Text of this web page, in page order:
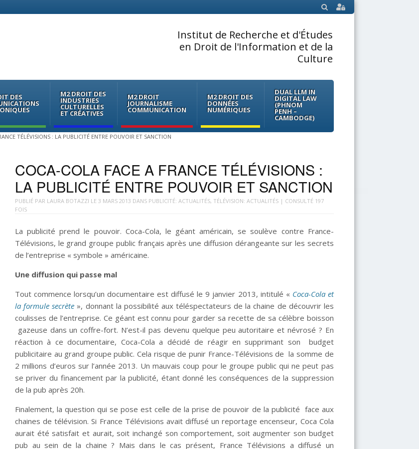
SEARCH
Institut de Recherche et d'Études
en Droit de l'Information et de la
Culture
DES M2 DROIT DES
INDUSTRIES
CULTURELLES
ET CRÉATIVES
M2 DROIT
JOURNALISME
COMMUNICATION
M2 DROIT DES
DONNÉES
NUMÉRIQUES
DUAL LLM IN
DIGITAL LAW
(PHNOM
PENH –
CAMBODGE)
TÉLÉVISIONS : LA PUBLICITÉ ENTRE POUVOIR ET SANCTION
COCA-COLA FACE A FRANCE TÉLÉVISIONS :
LA PUBLICITÉ ENTRE POUVOIR ET SANCTION
PUBLIÉ PAR LAURA BOTAZZI LE 3 MARS 2013 DANS PUBLICITÉ: ACTUALITÉS, TÉLÉVISION: ACTUALITÉS| CONSULTÉ 197
FOIS
La publicité prend le pouvoir. Coca-Cola, le géant américain, se soulève contre France-
Télévisions, le grand groupe public français après une diffusion dérangeante sur les secrets
de l’entreprise « symbole » américaine.
Une diffusion qui passe mal
Tout commence lorsqu’un documentaire est diffusé le 9 janvier 2013, intitulé « Coca-Cola et
la formule secrète », donnant la possibilité aux téléspectateurs de la chaine de découvrir les
coulisses de l’entreprise. Ce géant est connu pour garder sa recette de sa célèbre boisson
gazeuse dans un coffre-fort. N’est-il pas devenu quelque peu autoritaire et névrosé ? En
réaction à ce documentaire, Coca-Cola a décidé de réagir en supprimant son budget
publicitaire au grand groupe public. Cela risque de punir France-Télévisions de la somme de
2 millions d’euros sur l’année 2013. Un mauvais coup pour le groupe public qui ne peut pas
se priver du financement par la publicité, étant donné les conséquences de la suppression
de la pub après 20h.
Finalement, la question qui se pose est celle de la prise de pouvoir de la publicité face aux
chaines de télévision. Si France Télévisions avait diffusé un reportage encenseur, Coca Cola
aurait été satisfait et aurait, soit inchangé son comportement, soit augmenter son budget
pub au sein de la chaine ? Mais dans le cas présent, France Télévisions a diffusé un